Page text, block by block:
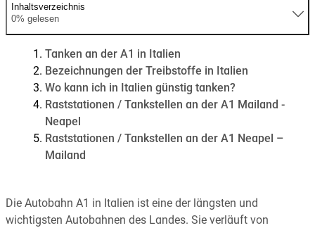
Inhaltsverzeichnis
0% gelesen
Tanken an der A1 in Italien
Bezeichnungen der Treibstoffe in Italien
Wo kann ich in Italien günstig tanken?
Raststationen / Tankstellen an der A1 Mailand -
Neapel
Raststationen / Tankstellen an der A1 Neapel –
Mailand
Die Autobahn A1 in Italien ist eine der längsten und
wichtigsten Autobahnen des Landes. Sie verläuft von